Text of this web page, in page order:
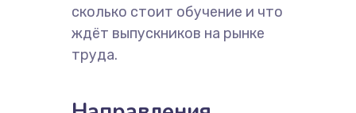
сколько стоит обучение и что
ждёт выпускников на рынке
труда.